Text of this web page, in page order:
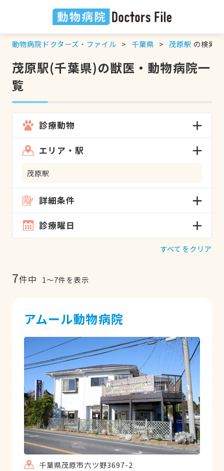
動物病院ドクターズ・ファイル 千葉県 茂原駅 の検索
茂原駅(千葉県)の獣医・動物病院一
覧
診療動物
エリア・駅
茂原駅
詳細条件
診療曜日
すべてをクリア
7件中 1〜7件を表示
アムール動物病院
千葉県茂原市六ツ野3697-2